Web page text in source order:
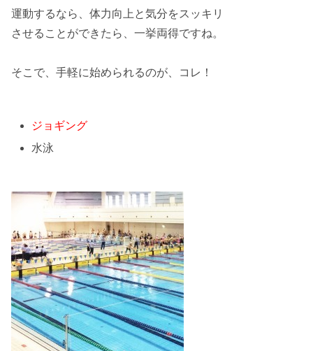
運動するなら、 体力向上と気分をスッキリ
させることができたら、一挙両得ですね。
そこで、 手軽に始められるのが、コレ！
ジョギング
水泳